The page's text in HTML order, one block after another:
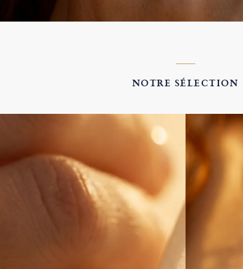
NOTRE SÉLECTION